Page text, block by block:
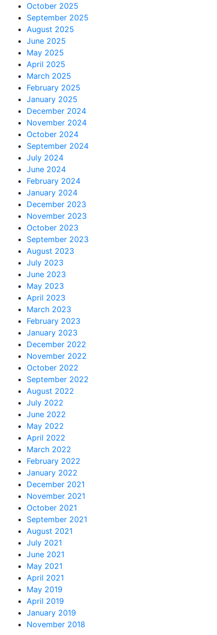
October 2025
September 2025
August 2025
June 2025
May 2025
April 2025
March 2025
February 2025
January 2025
December 2024
November 2024
October 2024
September 2024
July 2024
June 2024
February 2024
January 2024
December 2023
November 2023
October 2023
September 2023
August 2023
July 2023
June 2023
May 2023
April 2023
March 2023
February 2023
January 2023
December 2022
November 2022
October 2022
September 2022
August 2022
July 2022
June 2022
May 2022
April 2022
March 2022
February 2022
January 2022
December 2021
November 2021
October 2021
September 2021
August 2021
July 2021
June 2021
May 2021
April 2021
May 2019
April 2019
January 2019
November 2018